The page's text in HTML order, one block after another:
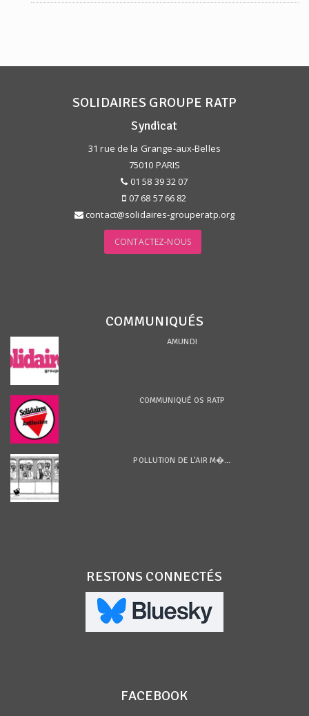
SOLIDAIRES GROUPE RATP
Syndicat
31 rue de la Grange-aux-Belles
75010 PARIS
01 58 39 32 07
07 68 57 66 82
contact@solidaires-grouperatp.org
CONTACTEZ-NOUS
COMMUNIQUÉS
AMUNDI
COMMUNIQUÉ OS RATP
POLLUTION DE L’AIR M�...
RESTONS CONNECTÉS
FACEBOOK